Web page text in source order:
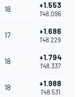
18 +1.553
1'48.096
17 +1.686
1'48.229
18 +1.794
1'48.337
18 +1.988
1'48.531